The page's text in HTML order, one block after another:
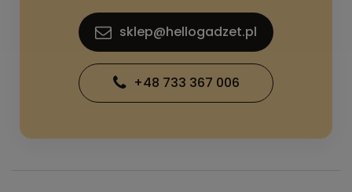
sklep@hellogadzet.pl
+48 733 367 006